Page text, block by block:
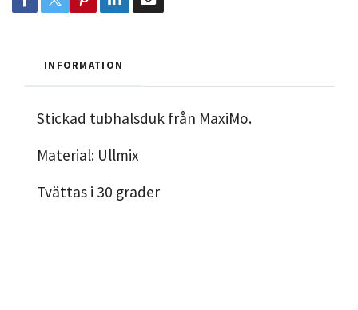
INFORMATION
Stickad tubhalsduk från MaxiMo.
Material: Ullmix
Tvättas i 30 grader